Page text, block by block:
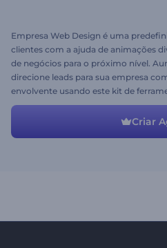
Empresa Web Design é uma
clientes com a ajuda de animações
de negócios para o próximo nível.
direcione leads para sua empresa
envolvente usando este kit de
vídeo promocional de negócios hoje!
Criar